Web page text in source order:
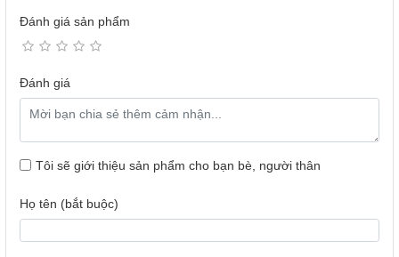
Hai phiên bản màu phong cách trên Samsung Galaxy Tab
Đánh giá sản phẩm
Đánh giá
Tôi sẽ giới thiệu sản phẩm cho bạn bè, người thân
Họ tên (bắt buộc)